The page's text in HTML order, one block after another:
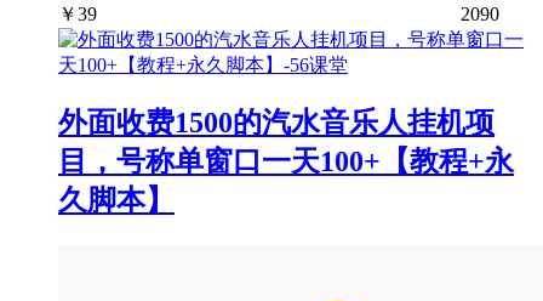
￥39 2090
外面收费1500的汽水音乐人挂机项
目，号称单窗口一天100+【教程+永
久脚本】